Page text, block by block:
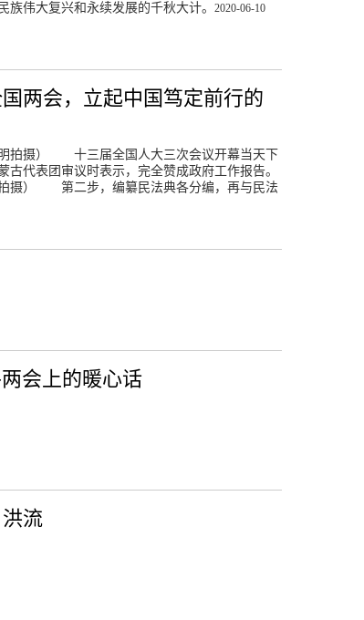
族伟大复兴和永续发展的千秋大计。 2020-06-10
两会，立起中国笃定前行的
明拍摄） 十三届全国人大三次会议开幕当天下
古代表团审议时表示，完全赞成政府工作报告。
拍摄） 第二步，编纂民法典各分编，再与民法
会上的暖心话
流